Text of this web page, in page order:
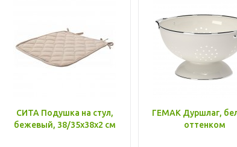
СИТА Подушка на стул,
бежевый, 38/35x38x2 см
ГЕМАК Дуршлаг,
оттенком